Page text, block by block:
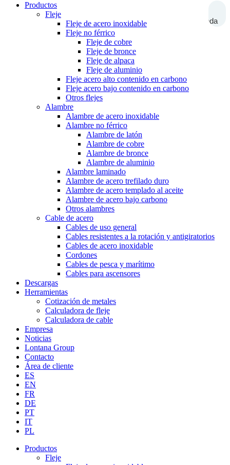
Búsqueda
Productos
Fleje
Fleje de acero inoxidable
Fleje no férrico
Fleje de cobre
Fleje de bronce
Fleje de alpaca
Fleje de aluminio
Fleje acero alto contenido en carbono
Fleje acero bajo contenido en carbono
Otros flejes
Alambre
Alambre de acero inoxidable
Alambre no férrico
Alambre de latón
Alambre de cobre
Alambre de bronce
Alambre de aluminio
Alambre laminado
Alambre de acero trefilado duro
Alambre de acero templado al aceite
Alambre de acero bajo carbono
Otros alambres
Cable de acero
Cables de uso general
Cables resistentes a la rotación y antigiratorios
Cables de acero inoxidable
Cordones
Cables de pesca y marítimo
Cables para ascensores
Descargas
Herramientas
Cotización de metales
Calculadora de fleje
Calculadora de cable
Empresa
Noticias
Lontana Group
Contacto
Área de cliente
ES
EN
FR
DE
PT
IT
PL
Productos
Fleje